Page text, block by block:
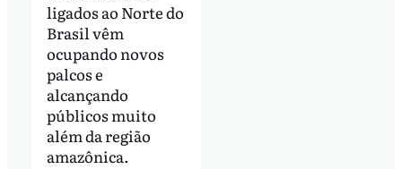
ligados ao Norte do
Brasil vêm
ocupando novos
palcos e
alcançando
públicos muito
além da região
amazônica.